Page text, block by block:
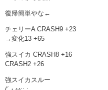
復帰簡単やな←
チェリーA CRASH9 +23
→変化13 +65
強スイカ CRASH8 +16
CRASH2 +26
強スイカスルー